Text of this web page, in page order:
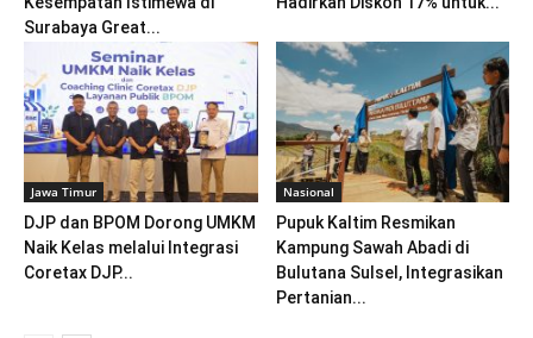
Surabaya Great...
Jawa Timur
DJP dan BPOM Dorong UMKM
Naik Kelas melalui Integrasi
Coretax DJP...
Nasional
Pupuk Kaltim Resmikan
Kampung Sawah Abadi di
Bulutana Sulsel, Integrasikan
Pertanian...